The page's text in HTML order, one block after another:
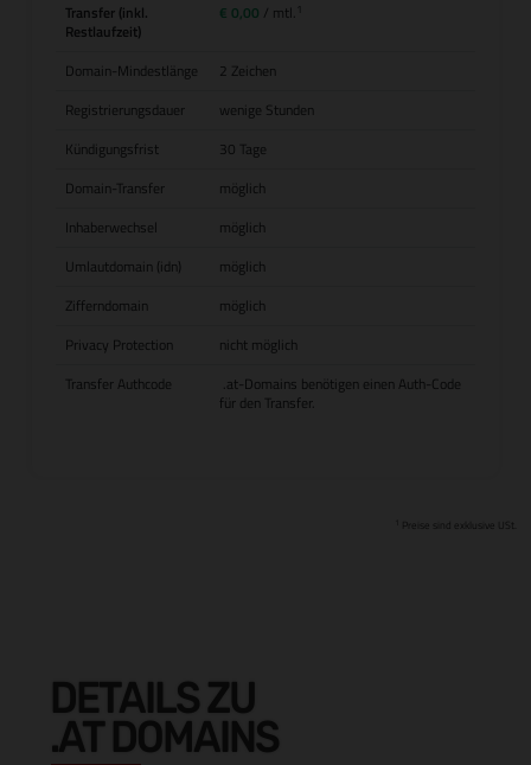
Transfer (inkl.
Restlaufzeit)
€ 0,00 / mtl.
Domain-Mindestlänge
2 Zeichen
Registrierungsdauer
wenige Stunden
Kündigungsfrist
30 Tage
Domain-Transfer
möglich
Inhaberwechsel
möglich
Umlautdomain (idn)
möglich
Zifferndomain
möglich
Privacy Protection
nicht möglich
Transfer Authcode
.at-Domains benötigen einen Auth-Code
für den Transfer.
Preise sind exklusive USt.
DETAILS ZU
.AT DOMAINS